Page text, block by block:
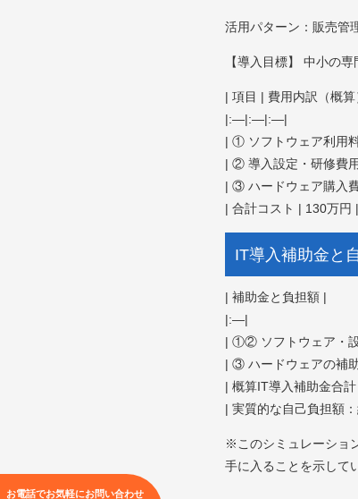
活用パターン：販売管
【導入目標】 中小の
| 項目 | 費用内訳（概
|:—|:—|:—|
| ① ソフトウェア利用
| ② 導入設定・研修費
| ③ ハードウェア購入
| 合計コスト | 130万円
IT導入補助金と
| 補助金と負担額 |
|:—|
| ①② ソフトウェア・
| ③ ハードウェアの補
| 概算IT導入補助金合
| 実質的な自己負担額
※このシミュレーショ
手に入ることを示して
お電話でお気軽にお問い合わせ